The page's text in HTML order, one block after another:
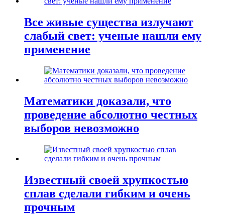
Все живые существа излучают
слабый свет: ученые нашли ему
применение
Математики доказали, что
проведение абсолютно честных
выборов невозможно
Известный своей хрупкостью
сплав сделали гибким и очень
прочным